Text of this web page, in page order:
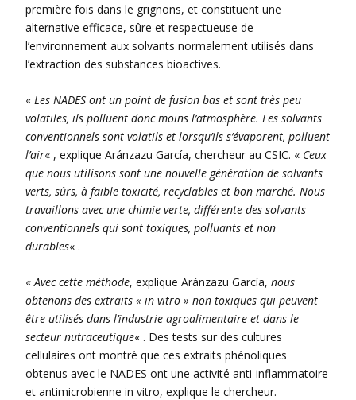
première fois dans le grignons, et constituent une
alternative efficace, sûre et respectueuse de
l’environnement aux solvants normalement utilisés dans
l’extraction des substances bioactives.
« Les NADES ont un point de fusion bas et sont très peu
volatiles, ils polluent donc moins l’atmosphère. Les solvants
conventionnels sont volatils et lorsqu’ils s’évaporent, polluent
l’air« , explique Aránzazu García, chercheur au CSIC. « Ceux
que nous utilisons sont une nouvelle génération de solvants
verts, sûrs, à faible toxicité, recyclables et bon marché. Nous
travaillons avec une chimie verte, différente des solvants
conventionnels qui sont toxiques, polluants et non
durables« .
« Avec cette méthode, explique Aránzazu García, nous
obtenons des extraits « in vitro » non toxiques qui peuvent
être utilisés dans l’industrie agroalimentaire et dans le
secteur nutraceutique« . Des tests sur des cultures
cellulaires ont montré que ces extraits phénoliques
obtenus avec le NADES ont une activité anti-inflammatoire
et antimicrobienne in vitro, explique le chercheur.